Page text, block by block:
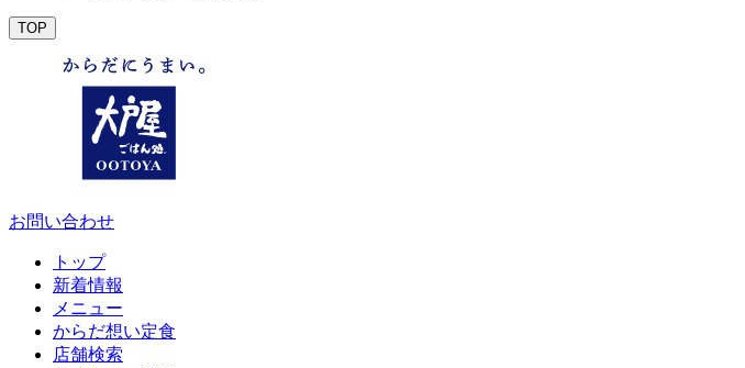
TOP
お問い合わせ
トップ
新着情報
メニュー
からだ想い定食
店舗検索